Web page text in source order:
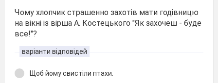
Чому хлопчик страшенно захотів мати годівницю
на вікні із вірша А. Костецького "Як захочеш - буде
все!"?
варіанти відповідей
Щоб йому свистіли птахи.